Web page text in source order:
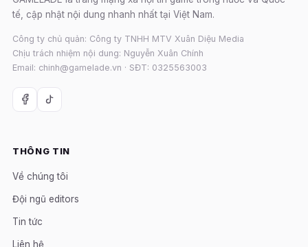
tế, cập nhật nội dung nhanh nhất tại Việt Nam.
Công ty chủ quản: Công ty TNHH MTV Xuân Diệu Media
Chịu trách nhiệm nội dung: Nguyễn Xuân Chính
Email: chinh@gamelade.vn · SĐT: 0325563003
THÔNG TIN
Về chúng tôi
Đội ngũ editors
Tin tức
Liên hệ